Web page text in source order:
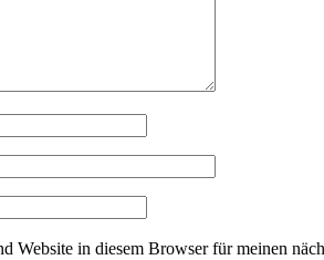
Website in diesem Browser für meinen